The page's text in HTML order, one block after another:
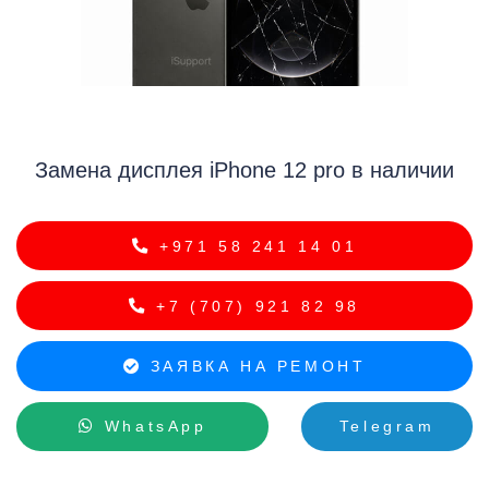
Замена дисплея iPhone 12 pro в наличии
+971 58 241 14 01
+7 (707) 921 82 98
ЗАЯВКА НА РЕМОНТ
WhatsApp Telegram